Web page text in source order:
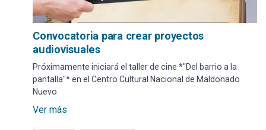
Convocatoria para crear proyectos
audiovisuales
Próximamente iniciará el taller de cine *"Del barrio a la
pantalla"* en el Centro Cultural Nacional de Maldonado
Nuevo.
Ver más